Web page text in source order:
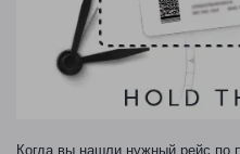
Когда вы нашли нужный рейс по